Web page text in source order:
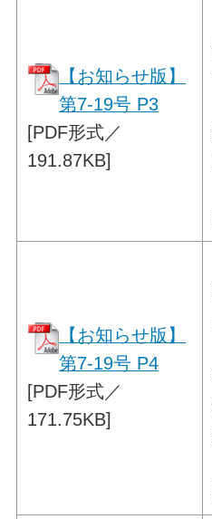
【お知らせ版】
第7-19号 P3
[PDF形式／
191.87KB]
【お知らせ版】
第7-19号 P4
[PDF形式／
171.75KB]